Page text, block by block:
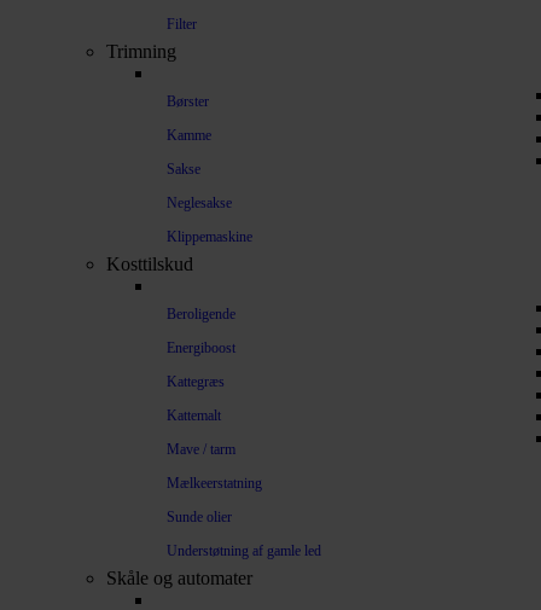
Filter
Trimning
Børster
Kamme
Sakse
Neglesakse
Klippemaskine
Kosttilskud
Beroligende
Energiboost
Kattegræs
Kattemalt
Mave / tarm
Mælkeerstatning
Sunde olier
Understøtning af gamle led
Skåle og automater